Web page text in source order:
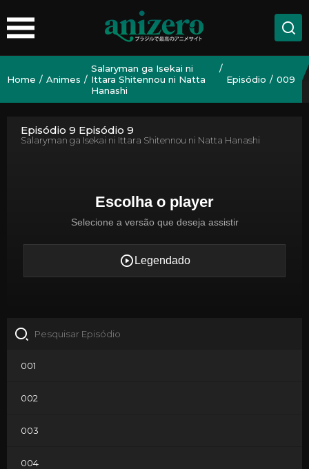
Home Animes
Salaryman ga Isekai ni
Ittara Shitennou ni Natta
Hanashi
Episódio 009
Episódio 9 Episódio 9
Salaryman ga Isekai ni Ittara Shitennou ni Natta Hanashi
001
002
003
004